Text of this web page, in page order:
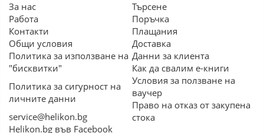
За нас
Работа
Контакти
Общи условия
Политика за използване на
"бисквитки"
Политика за сигурност на
личните данни
service@helikon.bg
Helikon.bg във Facebook
Търсене
Поръчка
Плащания
Доставка
Данни за клиента
Как да свалим е-книги
Условия за ползване на
ваучер
Право на отказ от закупена
стока